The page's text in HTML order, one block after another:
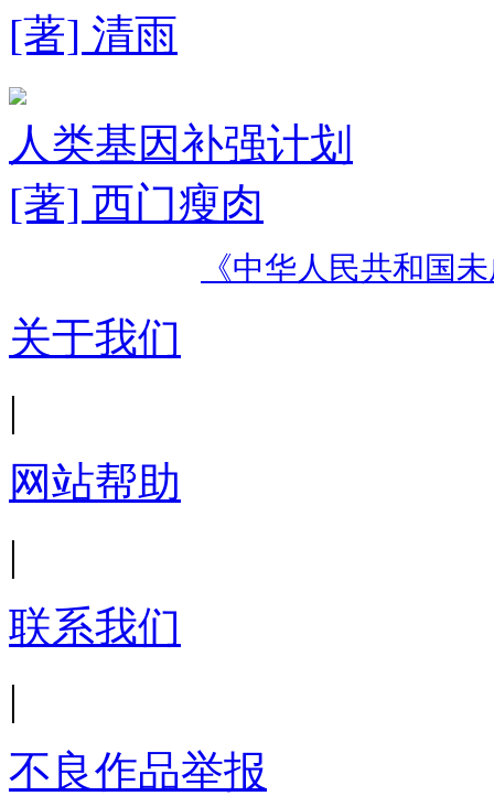
[著] 清雨
人类基因补强计划
[著] 西门瘦肉
《中华人民共和国
关于我们
|
网站帮助
|
联系我们
|
不良作品举报